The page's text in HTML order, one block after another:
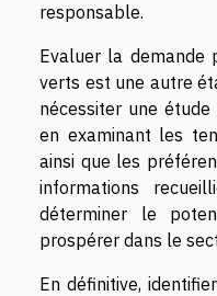
responsable.
Evaluer la demande
verts est une autre
nécessiter une
en examinant les
ainsi que les
informations
déterminer le
prospérer dans le
En définitive,